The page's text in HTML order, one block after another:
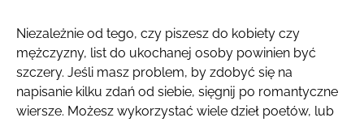
Niezależnie od tego, czy piszesz do kobiety czy
mężczyzny, list do ukochanej osoby powinien być
szczery. Jeśli masz problem, by zdobyć się na
napisanie kilku zdań od siebie, sięgnij po romantyczne
wiersze. Możesz wykorzystać wiele dzieł poetów, lub